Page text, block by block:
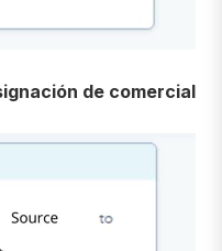
de comercial